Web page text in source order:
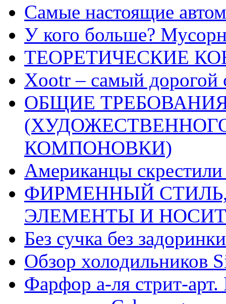
Самые настоящие
У кого больше?
ТЕОРЕТИЧЕСКИЕ
Xootr – самый дорогой
ОБЩИЕ
КОМПОНОВКИ)
Американцы
ФИРМЕННЫЙ
ЭЛЕМЕНТЫ И
Без сучка без
Обзор холодильников
Фарфор а-ля стрит-